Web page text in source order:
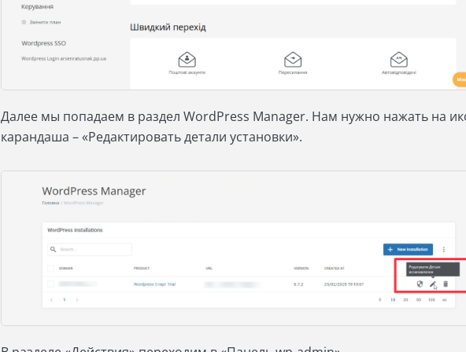
Далее мы попадаем в раздел WordPress Manager. Нам нужно нажать на
карандаша – «Редактировать детали установки».